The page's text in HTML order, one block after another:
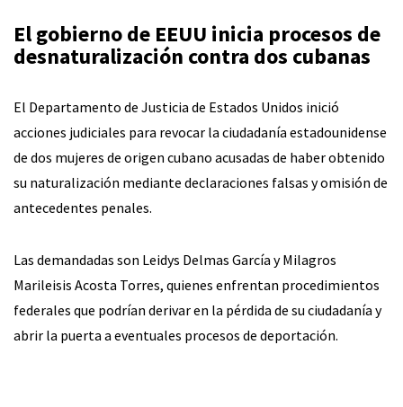
El gobierno de EEUU inicia procesos de
desnaturalización contra dos cubanas
El Departamento de Justicia de Estados Unidos inició
acciones judiciales para revocar la ciudadanía estadounidense
de dos mujeres de origen cubano acusadas de haber obtenido
su naturalización mediante declaraciones falsas y omisión de
antecedentes penales.
Las demandadas son Leidys Delmas García y Milagros
Marileisis Acosta Torres, quienes enfrentan procedimientos
federales que podrían derivar en la pérdida de su ciudadanía y
abrir la puerta a eventuales procesos de deportación.